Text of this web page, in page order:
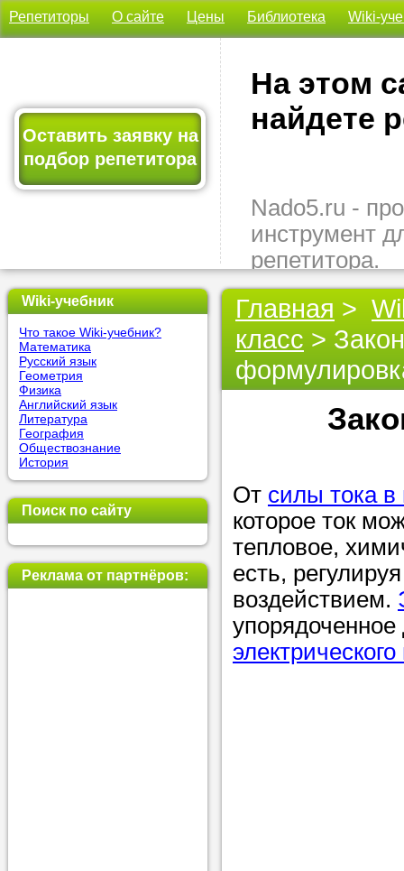
Репетиторы О сайте Цены Библиотека Wiki-
Оставить заявку на
подбор репетитора
На этом
найдете
Nado5.ru -
инструмент
репетитора.
Здесь вы
подходящего
быстро,
бесплатно.
Оставьте
позвоните
Или найдите
нашей базе
используя
Получите
Wiki-учебник
Что такое Wiki-учебник?
Математика
Русский язык
Геометрия
Физика
Английский язык
Литература
География
Обществознание
История
Поиск по сайту
Реклама от партнёров:
Главная >
класс >
От силы тока в
которое ток
тепловое,
есть,
воздействием.